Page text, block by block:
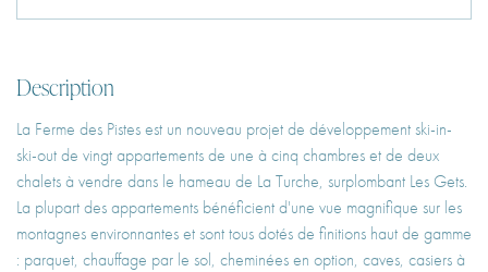
Description
La Ferme des Pistes est un nouveau projet de développement ski-in-
ski-out de vingt appartements de une à cinq chambres et de deux
chalets à vendre dans le hameau de La Turche, surplombant Les Gets.
La plupart des appartements bénéficient d'une vue magnifique sur les
montagnes environnantes et sont tous dotés de finitions haut de gamme
: parquet, chauffage par le sol, cheminées en option, caves, casiers à